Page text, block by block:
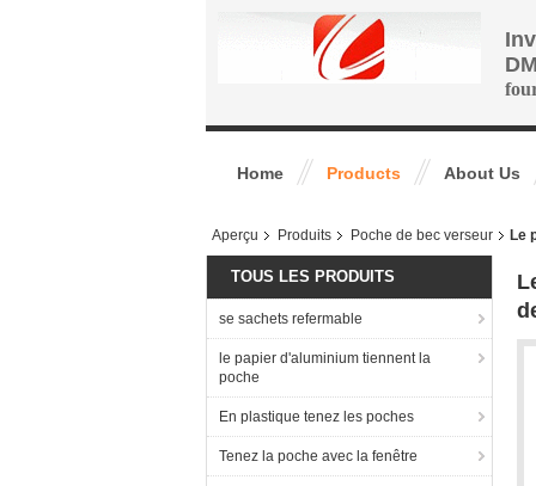
Home Products About Us
Aperçu Produits Poche de bec verseur Le
TOUS LES PRODUITS
se sachets refermable
le papier d'aluminium tiennent la
poche
En plastique tenez les poches
Tenez la poche avec la fenêtre